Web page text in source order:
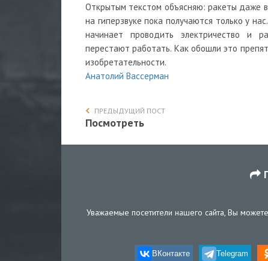
Открытым текстом объясняю: ракеты даже
на гиперзвуке пока получаются только у
начинает проводить электричество и
перестают работать. Как обошли это
изобретательности.
Анатолий Вассерман
ПРЕДЫДУЩИЙ ПОСТ
Посмотреть
Уважаемые посетители нашего сайта, Вы
ВКонтакте Telegram